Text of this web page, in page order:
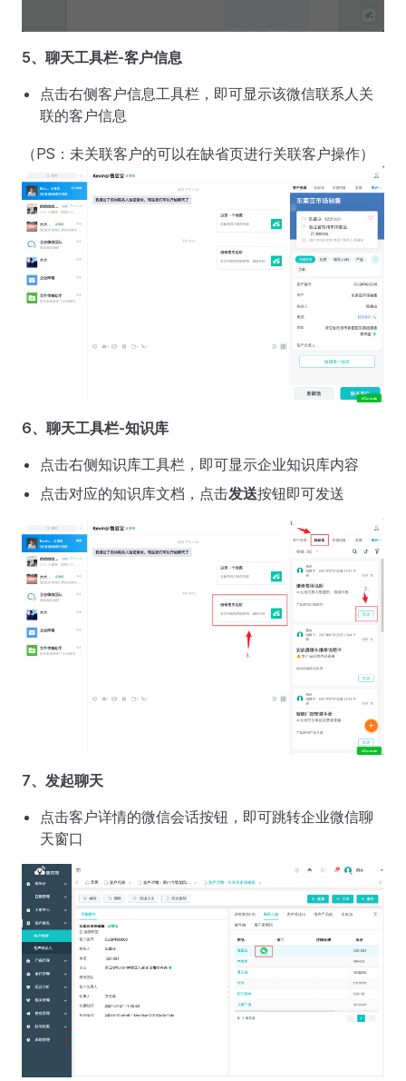
5、聊天工具栏-客户信息
点击右侧客户信息工具栏，即可显示该微信联系人关
联的客户信息
（PS：未关联客户的可以在缺省页进行关联客户操作）
6、聊天工具栏-知识库
点击右侧知识库工具栏，即可显示企业知识库内容
点击对应的知识库文档，点击发送按钮即可发送
7、发起聊天
点击客户详情的微信会话按钮，即可跳转企业微信聊
天窗口